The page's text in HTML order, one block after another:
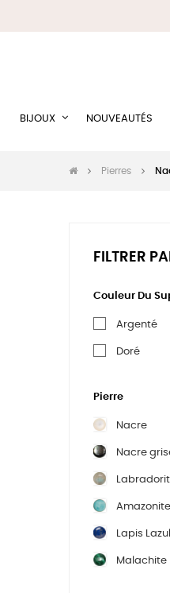
BIJOUX NOUVEAUTÉS
Pierres
FILTRER
Couleur Du
Argenté
Doré
Pierre
Nacre
Nacre
Amazonite
Lapis
Malachite